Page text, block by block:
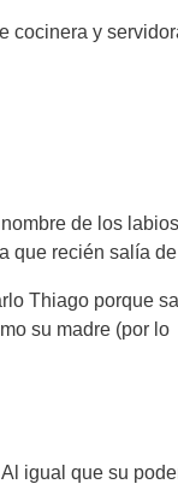
cocinera y
de los
que recién salía
Thiago porque
su madre (por
igual que su